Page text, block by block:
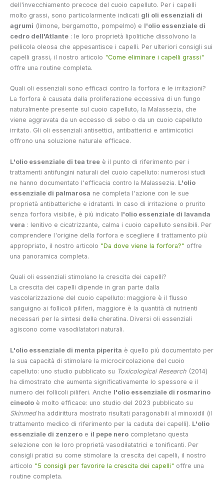
dell'invecchiamento precoce del cuoio capelluto. Per i capelli
molto grassi, sono particolarmente indicati gli oli essenziali di
agrumi (limone, bergamotto, pompelmo) e l'olio essenziale di
cedro dell'Atlante : le loro proprietà lipolitiche dissolvono la
pellicola oleosa che appesantisce i capelli. Per ulteriori consigli sui
capelli grassi, il nostro articolo "Come eliminare i capelli grassi"
offre una routine completa.
Quali oli essenziali sono efficaci contro la forfora e le irritazioni?
La forfora è causata dalla proliferazione eccessiva di un fungo
naturalmente presente sul cuoio capelluto, la Malassezia, che
viene aggravata da un eccesso di sebo o da un cuoio capelluto
irritato. Gli oli essenziali antisettici, antibatterici e antimicotici
offrono una soluzione naturale efficace.
L'olio essenziale di tea tree è il punto di riferimento per i
trattamenti antifungini naturali del cuoio capelluto: numerosi studi
ne hanno documentato l'efficacia contro la Malassezia. L'olio
essenziale di palmarosa ne completa l'azione con le sue
proprietà antibatteriche e idratanti. In caso di irritazione o prurito
senza forfora visibile, è più indicato l'olio essenziale di lavanda
vera : lenitivo e cicatrizzante, calma i cuoio capelluto sensibili. Per
comprendere l'origine della forfora e scegliere il trattamento più
appropriato, il nostro articolo "Da dove viene la forfora?" offre
una panoramica completa.
Quali oli essenziali stimolano la crescita dei capelli?
La crescita dei capelli dipende in gran parte dalla
vascolarizzazione del cuoio capelluto: maggiore è il flusso
sanguigno ai follicoli piliferi, maggiore è la quantità di nutrienti
necessari per la sintesi della cheratina. Diversi oli essenziali
agiscono come vasodilatatori naturali.
L'olio essenziale di menta piperita è quello più documentato per
la sua capacità di stimolare la microcircolazione del cuoio
capelluto: uno studio pubblicato su Toxicological Research (2014)
ha dimostrato che aumenta significativamente lo spessore e il
numero dei follicoli piliferi. Anche l'olio essenziale di rosmarino
cineolo è molto efficace: uno studio del 2023 pubblicato su
Skinmedha addirittura mostrato risultati paragonabili al minoxidil (il
trattamento medico di riferimento per la caduta dei capelli). L'olio
essenziale di zenzero e il pepe nero completano questa
selezione con le loro proprietà vasodilatatrici e tonificanti. Per
consigli pratici su come stimolare la crescita dei capelli, il nostro
articolo "5 consigli per favorire la crescita dei capelli" offre una
routine completa.